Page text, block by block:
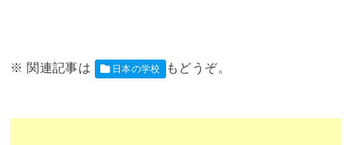
日本の学校